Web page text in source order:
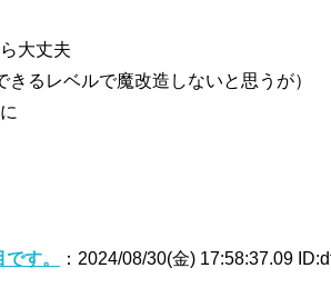
大丈夫
きるレベルで魔改造しないと思うが）
す。 ：2024/08/30(金) 17:58:37.09